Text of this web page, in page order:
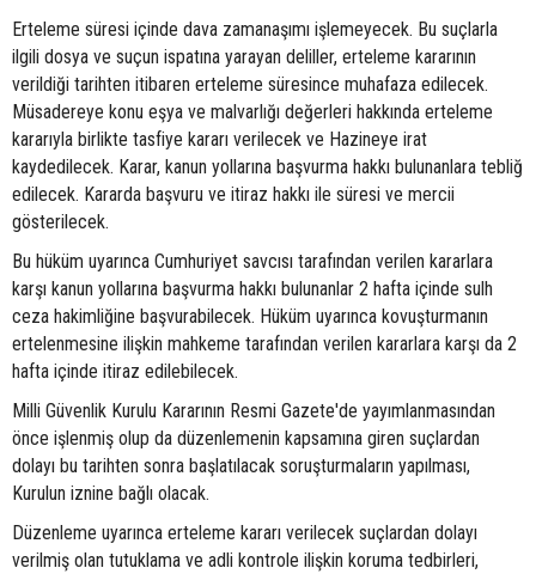
Erteleme süresi içinde dava zamanaşımı işlemeyecek. Bu suçlarla
ilgili dosya ve suçun ispatına yarayan deliller, erteleme kararının
verildiği tarihten itibaren erteleme süresince muhafaza edilecek.
Müsadereye konu eşya ve malvarlığı değerleri hakkında erteleme
kararıyla birlikte tasfiye kararı verilecek ve Hazineye irat
kaydedilecek. Karar, kanun yollarına başvurma hakkı bulunanlara tebliğ
edilecek. Kararda başvuru ve itiraz hakkı ile süresi ve mercii
gösterilecek.
Bu hüküm uyarınca Cumhuriyet savcısı tarafından verilen kararlara
karşı kanun yollarına başvurma hakkı bulunanlar 2 hafta içinde sulh
ceza hakimliğine başvurabilecek. Hüküm uyarınca kovuşturmanın
ertelenmesine ilişkin mahkeme tarafından verilen kararlara karşı da 2
hafta içinde itiraz edilebilecek.
Milli Güvenlik Kurulu Kararının Resmi Gazete'de yayımlanmasından
önce işlenmiş olup da düzenlemenin kapsamına giren suçlardan
dolayı bu tarihten sonra başlatılacak soruşturmaların yapılması,
Kurulun iznine bağlı olacak.
Düzenleme uyarınca erteleme kararı verilecek suçlardan dolayı
verilmiş olan tutuklama ve adli kontrole ilişkin koruma tedbirleri,